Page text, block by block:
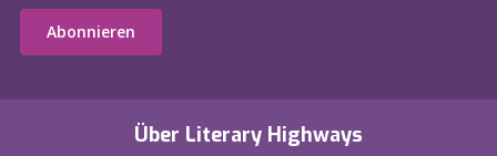
Über Literary Highways
Abonnieren